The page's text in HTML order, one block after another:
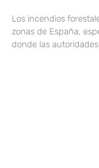
Los incendios
zonas de España,
donde las